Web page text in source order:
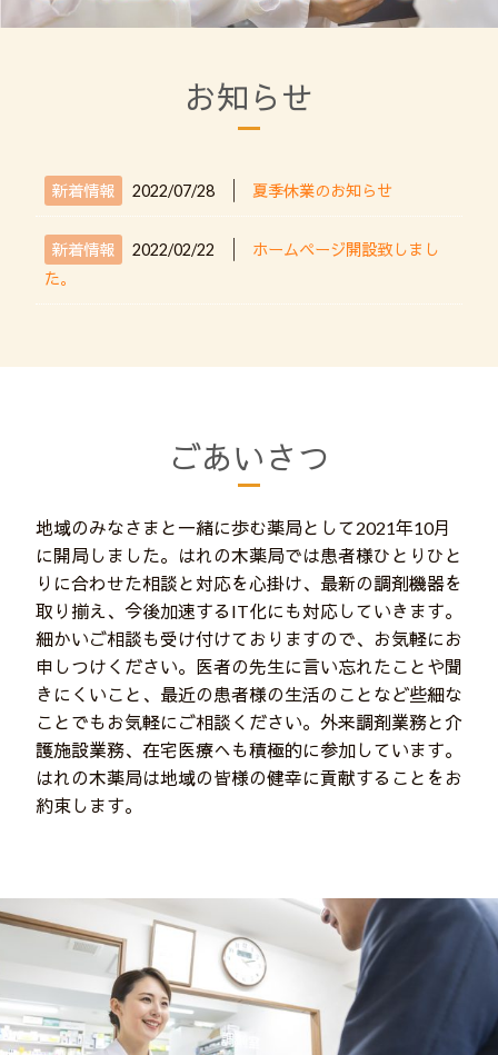
お知らせ
新着情報 2022/07/28 夏季休業のお知らせ
新着情報 2022/02/22
ホームページ開設致しまし
た。
ごあいさつ
地域のみなさまと一緒に歩む薬局として2021年10月
に開局しました。はれの木薬局では患者様ひとりひと
りに合わせた相談と対応を心掛け、最新の調剤機器を
取り揃え、今後加速するIT化にも対応していきます。
細かいご相談も受け付けておりますので、お気軽にお
申しつけください。医者の先生に言い忘れたことや聞
きにくいこと、最近の患者様の生活のことなど些細な
ことでもお気軽にご相談ください。外来調剤業務と介
護施設業務、在宅医療へも積極的に参加しています。
はれの木薬局は地域の皆様の健幸に貢献することをお
約束します。